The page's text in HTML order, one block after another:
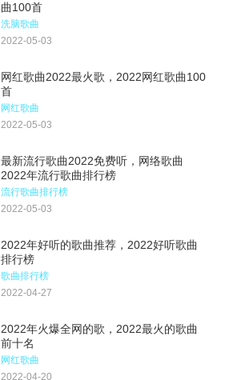
曲100首
洗脑歌曲
2022-05-03
网红歌曲2022最火歌，2022网红歌曲100
首
网红歌曲
2022-05-03
最新流行歌曲2022免费听，网络歌曲
2022年流行歌曲排行榜
流行歌曲排行榜
2022-05-03
2022年好听的歌曲推荐，2022好听歌曲
排行榜
歌曲排行榜
2022-04-27
2022年火爆全网的歌，2022最火的歌曲
前十名
网红歌曲
2022-04-20